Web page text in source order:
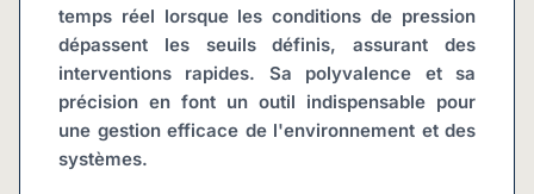
temps réel lorsque les conditions de pression
dépassent les seuils définis, assurant des
interventions rapides. Sa polyvalence et sa
précision en font un outil indispensable pour
une gestion efficace de l'environnement et des
systèmes.